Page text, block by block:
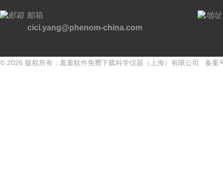
邮箱
cici.yang@phenom-china.com
© 2026 版权所有：羞羞软件免费下载科学仪器（上海）有限公司 备案号